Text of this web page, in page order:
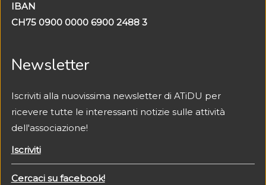
IBAN
CH75 0900 0000 6900 2488 3
Newsletter
Iscriviti alla nuovissima newsletter di ATiDU per
ricevere tutte le interessanti notizie sulle attività
dell'associazione!
Iscriviti
Cercaci su facebook!